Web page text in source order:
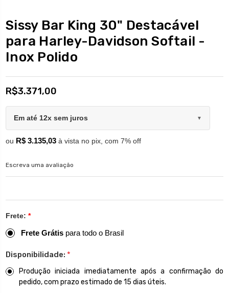
Sissy Bar King 30" Destacável
para Harley-Davidson Softail -
Inox Polido
R$3.371,00
Em até 12x sem juros ▼
ou R$ 3.135,03 à vista no pix, com 7% off
Escreva uma avaliação
Frete: *
Frete Grátis para todo o Brasil
Disponibilidade: *
Produção iniciada imediatamente após a confirmação do
pedido, com prazo estimado de 15 dias úteis.